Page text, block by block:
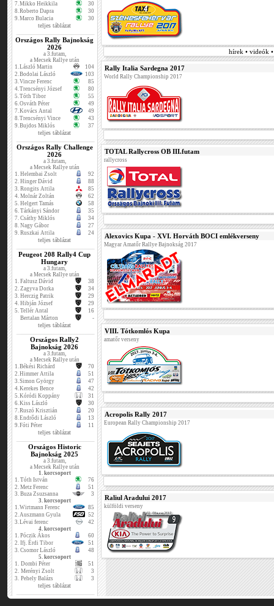
7.Mikko Heikkila
30
8.Roberto Dapra
30
9.Marco Bulacia 30
teljes táblázat
Országos Rally Bajnokság
2026
a 3.futam,
a Mecsek Rallye után
1.László Martin
104
2.Bodolai László
103
3.Vincze Ferenc
85
4.Trencsényi József
80
5.Tóth Tibor
55
6.Osváth Péter
49
7.Kovács Antal
49
8.Trencsényi Vince
43
9.Bujdos Miklós 37
teljes táblázat
Országos Rally Challenge
2026
a 3.futam,
a Mecsek Rallye után
1. Helembai Zsolt
92
2. Hinger Dávid
88
3. Rongits Attila
85
4. Molnár Zoltán
62
5. Helgert Tamás
58
6. Tárkányi Sándor
35
7. Csáthy Miklós
34
8. Nagy Gábor
27
9. Ruszkai Attila 24
teljes táblázat
Peugeot 208 Rally4 Cup
Hungary
a 3.futam,
a Mecsek Rallye után
1. Faltusz Dávid
38
2. Zagyva Dorka
34
3. Herczig Patrik
29
4. Hibján József
29
5. Tellér Antal
16
Bertalan Márton
-
teljes táblázat
Országos Rally2
Bajnokság 2026
a 3.futam,
a Mecsek Rallye után
1.Békési Richárd
70
2.Himmer Attila
51
3.Simon György
47
4.Kerekes Bence
42
5.Kóródi Koppány
31
6.Kiss László
30
7.Ruszó Krisztián
20
8.Endrődi László
13
9.Fóti Péter 11
teljes táblázat
Országos Historic
Bajnokság 2025
a 3.futam,
a Mecsek Rallye után
1. korcsoport
1. Tóth István
76
2. Metz Ferenc
51
3. Buza Zsuzsanna
3
3. korcsoport
1.Wirtmann Ferenc
85
2.Auszmann Gyula
52
3.Lévai ferenc
42
4. korcsoport
1. Póczik Ákos
60
2. Ifj. Érdi Tibor
51
3. Csomor László
48
5. korcsoport
1. Dombi Péter
51
2. Merényi Zsolt
3
3. Pehely Balázs 3
teljes táblázat
hírek • videók
Rally Italia Sardegna 2017
World Rally Championship 2017
TOTAL Rallycross OB III.futam
rallycross
Alexovics Kupa - XVI. Horváth BOCI emlékverseny
Magyar Amatőr Rallye Bajnokság 2017
VIII. Tótkomlós Kupa
amatőr verseny
Acropolis Rally 2017
European Rally Championship 2017
Raliul Aradului 2017
külföldi verseny